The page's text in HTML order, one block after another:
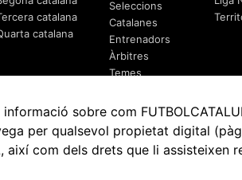
catalana
catalana
Seleccions
Catalanes
Entrenadors
Àrbitres
Temes
Avis Legal Política de
sobre com
per qualsevol propietat digital
així com dels drets que li assisteixen